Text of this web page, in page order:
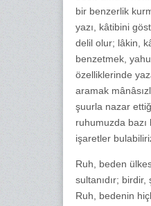
bir benzerlik
yazı, kâtibini
delil olur; lâkin,
benzetmek,
özelliklerinde
aramak
şuurla nazar
ruhumuzda bazı
işaretler
Ruh, beden
sultanıdır; birdir,
Ruh, bedenin